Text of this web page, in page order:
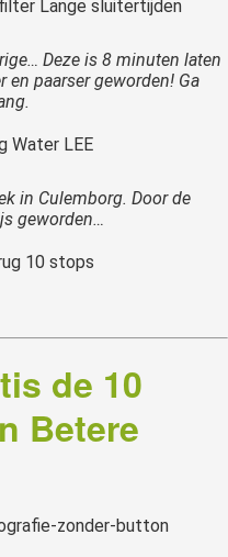
Deze is 8 minuten laten
en paarser geworden! Ga
in Culemborg. Door de
geworden…
de 10
Betere